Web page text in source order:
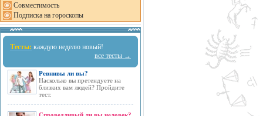
Совместимость
Подписка на гороскопы
Тесты: каждую неделю новый!
все тесты →
Ревнивы ли вы?
Насколько вы претендуете на
близких вам людей? Пройдите
тест.
Справедливый ли вы человек?